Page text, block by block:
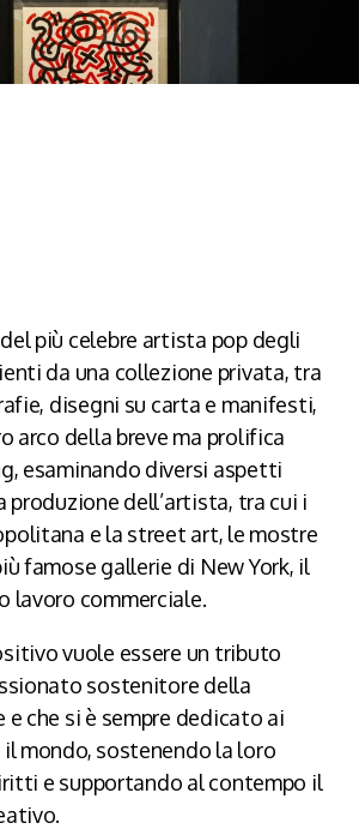
più celebre artista pop degli
da una collezione privata, tra
disegni su carta e manifesti,
arco della breve ma prolifica
esaminando diversi aspetti
produzione dell’artista, tra cui i
e la street art, le mostre
famose gallerie di New York, il
lavoro commerciale.
vuole essere un tributo
sostenitore della
che si è sempre dedicato ai
mondo, sostenendo la loro
e supportando al contempo il